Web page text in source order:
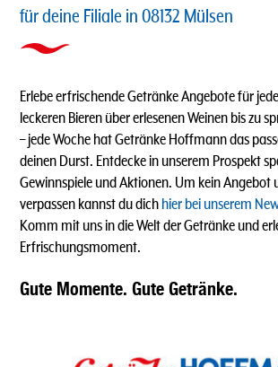
für deine Filiale in 08132 Mülsen
Erlebe erfrischende Getränke Angebote für
leckeren Bieren über erlesenen Weinen bis zu
–jede Woche hat Getränke Hoffmann das
deinen Durst. Entdecke in unserem Prospekt
Gewinnspiele und Aktionen. Um kein Angebot
verpassen kannst du dich hier bei unserem
Komm mit uns in die Welt der Getränke und
Erfrischungsmoment.
Gute Momente. Gute Getränke.